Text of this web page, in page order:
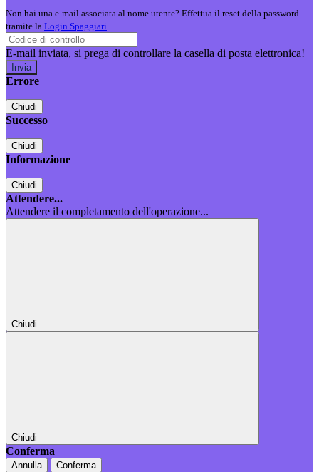
Non hai una e-mail associata al nome utente? Effettua il reset della password
tramite la Login Spaggiari
E-mail inviata, si prega di controllare la casella di posta elettronica!
Errore
Chiudi
Successo
Chiudi
Informazione
Chiudi
Attendere...
Attendere il completamento dell'operazione...
Chiudi
Chiudi
Conferma
Annulla Conferma